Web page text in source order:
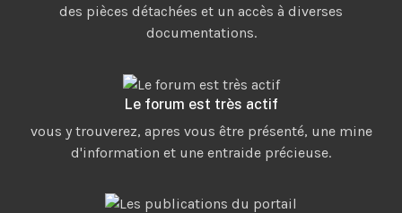
des pièces détachées et un accès à diverses
documentations.
Le forum est très actif
vous y trouverez, apres vous être présenté, une mine
d'information et une entraide précieuse.